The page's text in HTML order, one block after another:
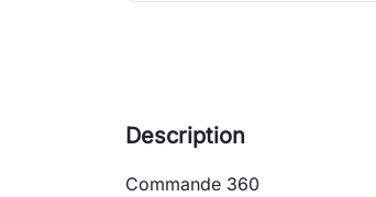
Description
Commande 360